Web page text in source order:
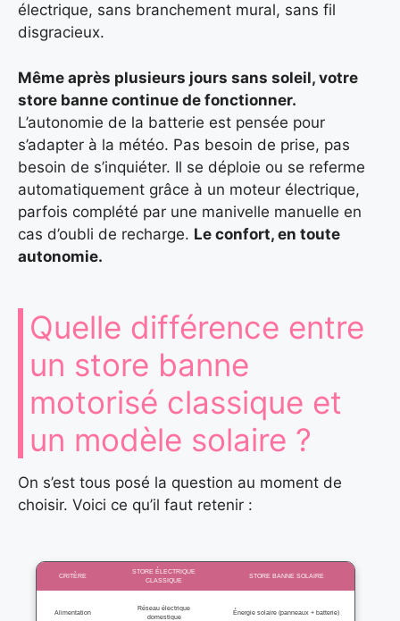
électrique, sans branchement mural, sans fil
disgracieux.
Même après plusieurs jours sans soleil, votre
store banne continue de fonctionner.
L’autonomie de la batterie est pensée pour
s’adapter à la météo. Pas besoin de prise, pas
besoin de s’inquiéter. Il se déploie ou se referme
automatiquement grâce à un moteur électrique,
parfois complété par une manivelle manuelle en
cas d’oubli de recharge. Le confort, en toute
autonomie.
Quelle différence entre
un store banne
motorisé classique et
un modèle solaire ?
On s’est tous posé la question au moment de
choisir. Voici ce qu’il faut retenir :
CRITÈRE
STORE ÉLECTRIQUE
CLASSIQUE
STORE BANNE SOLAIRE
Alimentation
Réseau électrique
domestique
Énergie solaire (panneaux + batterie)